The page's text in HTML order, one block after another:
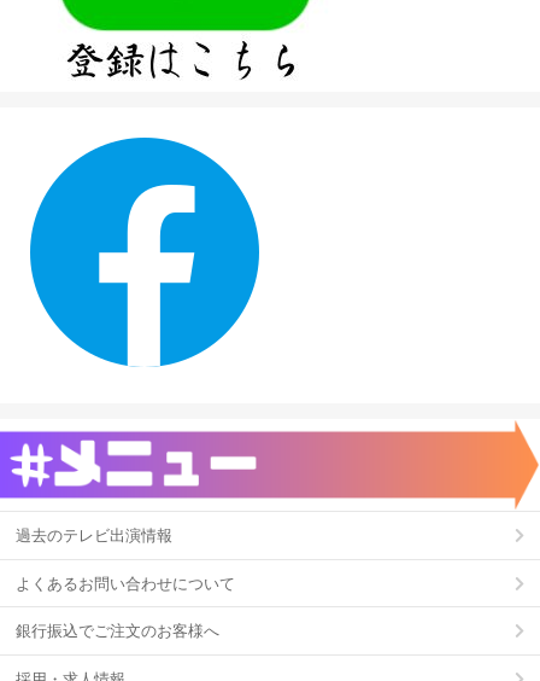
過去のテレビ出演情報
よくあるお問い合わせについて
銀行振込でご注文のお客様へ